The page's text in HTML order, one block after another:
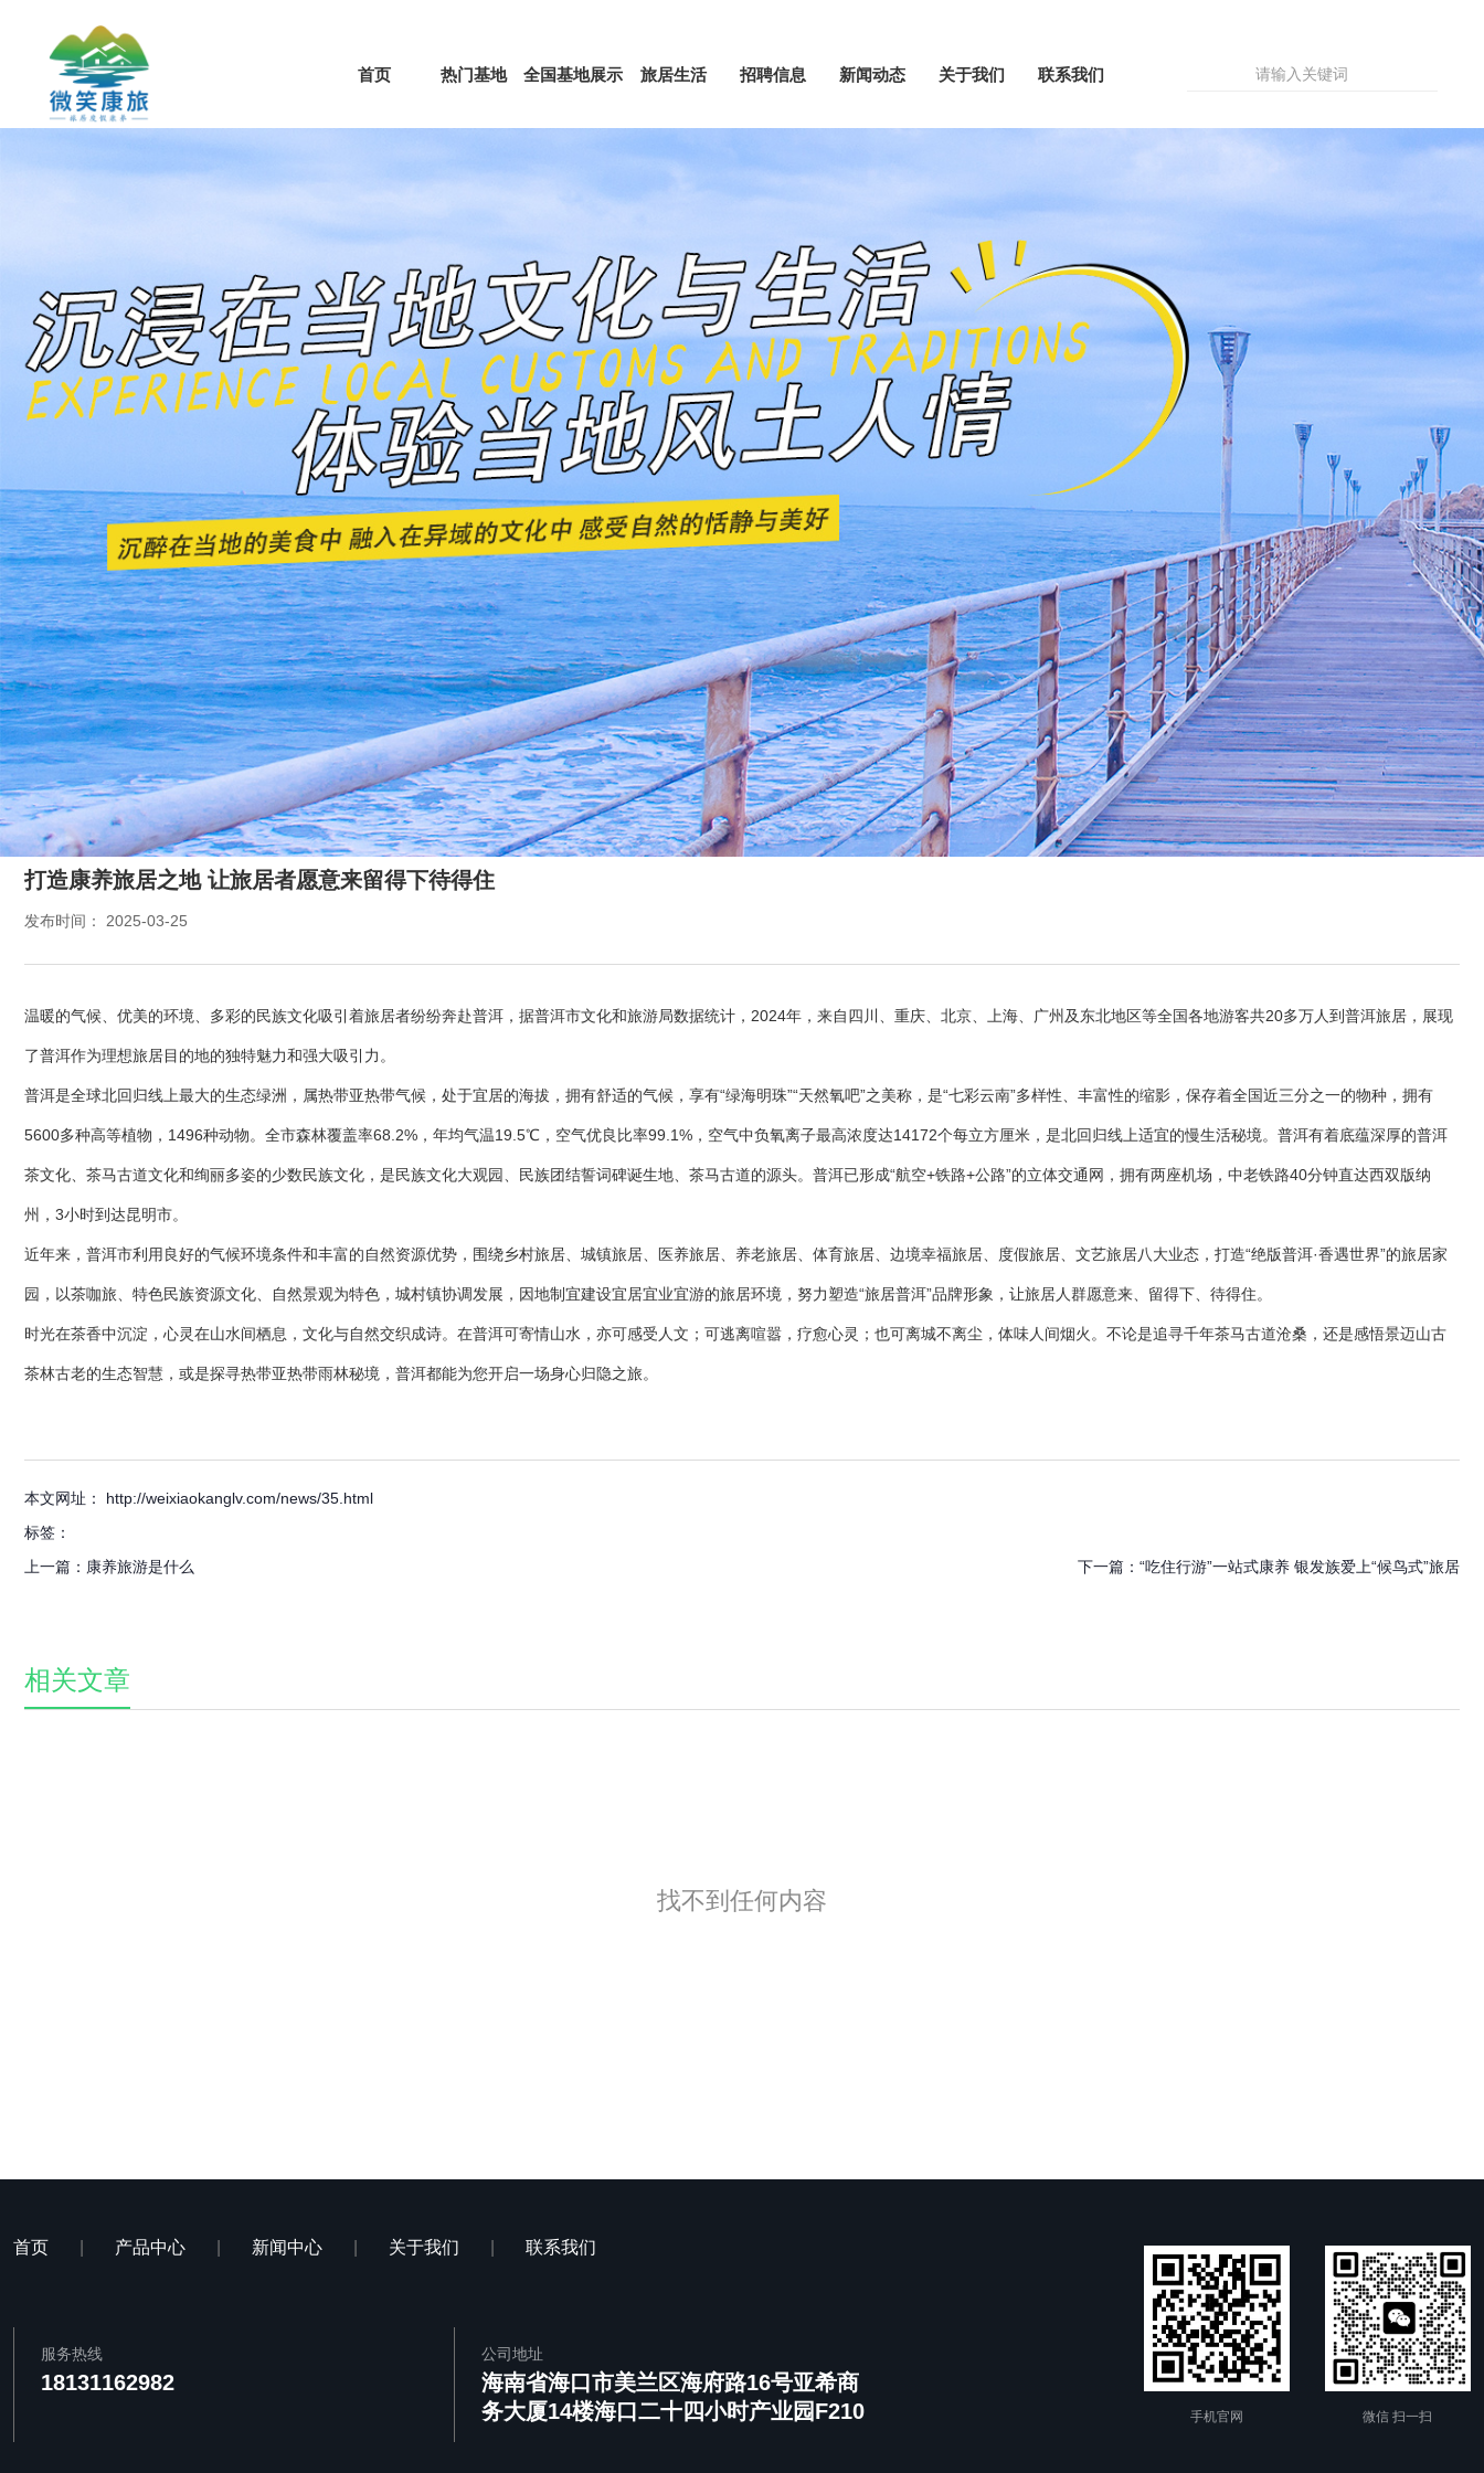
首页 热门基地 全国基地展示 旅居生活 招聘信息 新闻动态 关于我们 联系我们
打造康养旅居之地 让旅居者愿意来留得下待得住
发布时间： 2025-03-25
温暖的气候、优美的环境、多彩的民族文化吸引着旅居者纷纷奔赴普洱，据普洱市文化和旅游局数据统计，2024年，来自四川、重庆、北京、上海、广州及东北地区等全国各地游客共20多万人到普洱旅居，展现
了普洱作为理想旅居目的地的独特魅力和强大吸引力。
普洱是全球北回归线上最大的生态绿洲，属热带亚热带气候，处于宜居的海拔，拥有舒适的气候，享有“绿海明珠”“天然氧吧”之美称，是“七彩云南”多样性、丰富性的缩影，保存着全国近三分之一的物种，拥有
5600多种高等植物，1496种动物。全市森林覆盖率68.2%，年均气温19.5℃，空气优良比率99.1%，空气中负氧离子最高浓度达14172个每立方厘米，是北回归线上适宜的慢生活秘境。普洱有着底蕴深厚的普洱
茶文化、茶马古道文化和绚丽多姿的少数民族文化，是民族文化大观园、民族团结誓词碑诞生地、茶马古道的源头。普洱已形成“航空+铁路+公路”的立体交通网，拥有两座机场，中老铁路40分钟直达西双版纳
州，3小时到达昆明市。
近年来，普洱市利用良好的气候环境条件和丰富的自然资源优势，围绕乡村旅居、城镇旅居、医养旅居、养老旅居、体育旅居、边境幸福旅居、度假旅居、文艺旅居八大业态，打造“绝版普洱·香遇世界”的旅居家
园，以茶咖旅、特色民族资源文化、自然景观为特色，城村镇协调发展，因地制宜建设宜居宜业宜游的旅居环境，努力塑造“旅居普洱”品牌形象，让旅居人群愿意来、留得下、待得住。
时光在茶香中沉淀，心灵在山水间栖息，文化与自然交织成诗。在普洱可寄情山水，亦可感受人文；可逃离喧嚣，疗愈心灵；也可离城不离尘，体味人间烟火。不论是追寻千年茶马古道沧桑，还是感悟景迈山古
茶林古老的生态智慧，或是探寻热带亚热带雨林秘境，普洱都能为您开启一场身心归隐之旅。
本文网址： http://weixiaokanglv.com/news/35.html
标签：
上一篇： 康养旅游是什么 下一篇： “吃住行游”一站式康养 银发族爱上“候鸟式”旅居
相关文章
找不到任何内容
首页 产品中心 新闻中心 关于我们 联系我们
服务热线
18131162982
公司地址
海南省海口市美兰区海府路16号亚希商
务大厦14楼海口二十四小时产业园F210
手机官网 微信 扫一扫